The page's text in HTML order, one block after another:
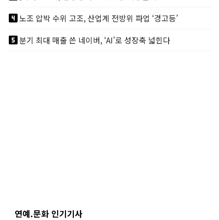
looks_4노조 압박 수위 고조, 산업계 전방위 파업 ‘경고등’
looks_5분기 최대 매출 쓴 네이버, ‘AI’로 성장축 넓힌다
연예.문화 인기기사